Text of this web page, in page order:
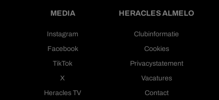
MEDIA
Instagram
Facebook
TikTok
X
Heracles TV
HERACLES ALMELO
Clubinformatie
Cookies
Privacystatement
Vacatures
Contact